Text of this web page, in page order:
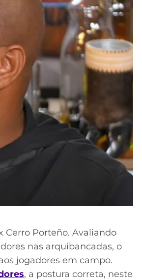
Cerro Porteño. Avaliando
nas arquibancadas, o
jogadores em campo.
, a postura correta, neste